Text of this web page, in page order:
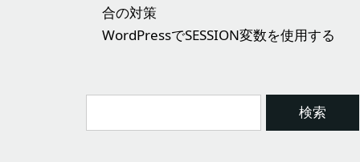
合の対策
WordPressでSESSION変数を使用する